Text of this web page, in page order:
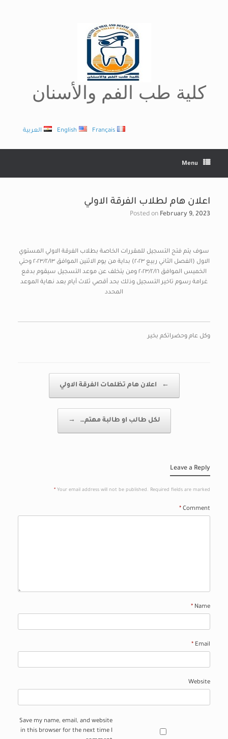
كلية طب الفم والأسنان
العربية English Français
Menu
اعلان هام لطلاب الفرقة الاولي
Posted on February 9, 2023
سوف يتم فتح التسجيل للمقررات الخاصة بطلاب الفرقة الاولي المستوي
الاول (الفصل الثاني ربيع ٢٠٢٣) بداية من يوم الاثنين الموافق ٢٠٢٣/٢/١٣ وحتي
الخميس الموافق ٢٠٢٣/٢/١٦ ومن يتخلف عن موعد التسجيل سيقوم بدفع
غرامة رسوم تاخير التسجيل وذلك بحد أقصي ثلاث أيام بعد نهاية الموعد
المحدد
وكل عام وحضراتكم بخير
← اعلان هام تظلمات الفرقة الاولي
لكل طالب او طالبة مهتم… →
Leave a Reply
Your email address will not be published. Required fields are marked
*
Comment
*
Name
*
Email
*
Website
Save my name, email, and website
in this browser for the next time I